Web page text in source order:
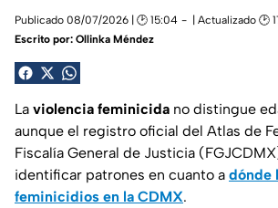
Publicado 08/07/2026 | 🕑 15:04 | Actualizado 🕑
Escrito por: Ollinka Méndez
La violencia feminicida no distingue
aunque el registro oficial del Atlas de
Fiscalía General de Justicia
identificar patrones en cuanto a dónde
feminicidios en la CDMX.